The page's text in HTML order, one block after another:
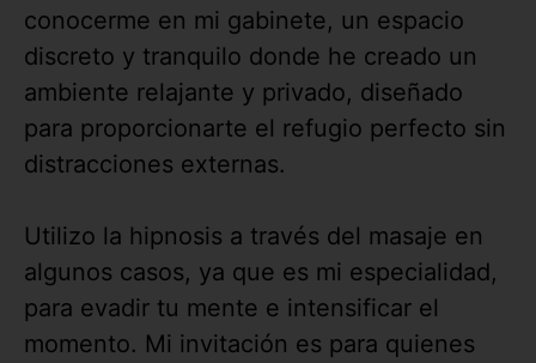
conocerme en mi gabinete, un espacio
discreto y tranquilo donde he creado un
ambiente relajante y privado, diseñado
para proporcionarte el refugio perfecto sin
distracciones externas.
Utilizo la hipnosis a través del masaje en
algunos casos, ya que es mi especialidad,
para evadir tu mente e intensificar el
momento. Mi invitación es para quienes